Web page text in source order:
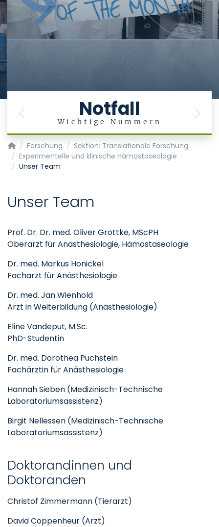
Notfall
Wichtige Nummern
Previous Next
Klinik für Anästhesiologie
Forschung
Sektion: Translationale Forschung
Experimentelle und klinische Hämostaseologie
Unser Team
Unser Team
Prof. Dr. Dr. med. Oliver Grottke, MScPH
Oberarzt für Anästhesiologie, Hämostaseologie
Dr. med. Markus Honickel
Facharzt für Anästhesiologie
Dr. med. Jan Wienhold
Arzt in Weiterbildung (Anästhesiologie)
Eline Vandeput, M.Sc.
PhD-Studentin
Dr. med. Dorothea Puchstein
Fachärztin für Anästhesiologie
Hannah Sieben (Medizinisch-Technische
Laboratoriumsassistenz)
Birgit Nellessen (Medizinisch-Technische
Laboratoriumsassistenz)
Doktorandinnen und
Doktoranden
Christof Zimmermann (Tierarzt)
David Coppenheur (Arzt)